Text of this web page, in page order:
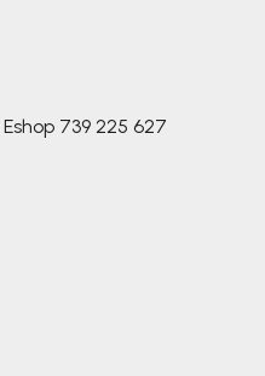
Eshop 739 225 627